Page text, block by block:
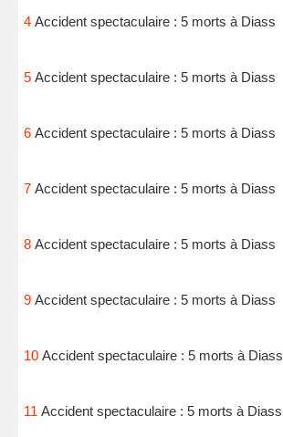
4 Accident spectaculaire : 5 morts à Diass
5 Accident spectaculaire : 5 morts à Diass
6 Accident spectaculaire : 5 morts à Diass
7 Accident spectaculaire : 5 morts à Diass
8 Accident spectaculaire : 5 morts à Diass
9 Accident spectaculaire : 5 morts à Diass
10 Accident spectaculaire : 5 morts à Diass
11 Accident spectaculaire : 5 morts à Diass